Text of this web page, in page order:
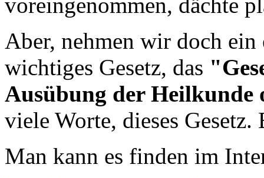
Aber, nehmen wir doch ein
wichtiges Gesetz, das
Ausübung der Heilkunde
viele Worte, dieses
Man kann es finden im